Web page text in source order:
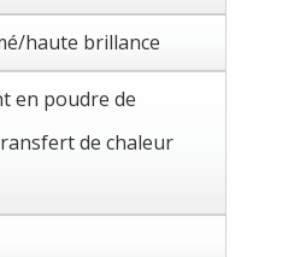
haute brillance
en poudre de
de chaleur